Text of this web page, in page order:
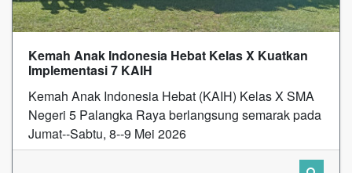
Kemah Anak Indonesia Hebat Kelas X Kuatkan
Implementasi 7 KAIH
Kemah Anak Indonesia Hebat (KAIH) Kelas X SMA
Negeri 5 Palangka Raya berlangsung semarak pada
Jumat--Sabtu, 8--9 Mei 2026